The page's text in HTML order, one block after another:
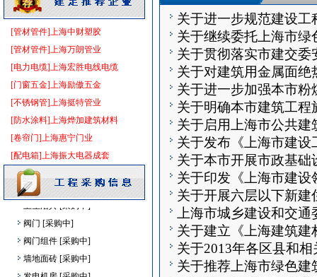
[管材管件]上海中财塑胶
[管材管件]上海万朗管业
[电力电缆]上海宏胜电线电缆
[门窗五金]上海励傲五金
[不锈钢管]上海挺特管业
[防水涂料]上海烨加建筑材料
[卷帘门]上海惠宁门业
[配电箱]上海振大电器成套
滤毒式排风 [采购中]
滤毒式排风 [采购中]
卫浴洁具 [采购中]
卫生洁具 [采购中]
阀门 [采购中]
阀门组件 [采购中]
墙地面砖 [采购中]
发电机房 [采购中]
关于进一步规范建设
关于继续委托上海市
工作的通知
关于贯彻落实市建交
的通知》工作部署
关于对建筑用金属面
补充通知
关于进一步加强本市
关于明确本市建筑工
程序的通知
关于启用上海市公共
的通知
关于发布《上海市建
通知
关于本市开展市政基
查的通知
关于印发《上海市建
关于开展六层以下新
的通知
上海市城乡建设和交
范工程、文明示范工地
关于建立《上海建筑
关于2013年各区县和
目标意见的通知
关于推荐上海市绿色